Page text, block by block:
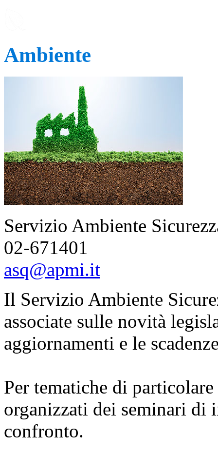
Ambiente
Servizio Ambiente
02-671401
asq@apmi.it
Il Servizio Ambiente
associate sulle novità
aggiornamenti e le
Per tematiche di
organizzati dei seminari di
confronto.